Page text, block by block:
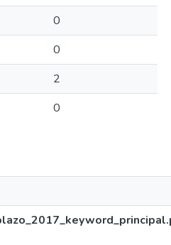
0
0
2
0